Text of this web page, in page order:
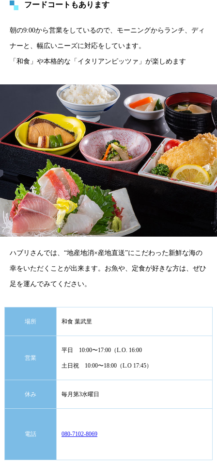
フードコートもあります
朝の9:00から営業をしているので、モーニングからランチ、ディ
ナーと、幅広いニーズに対応をしています。
「和食」や本格的な「イタリアンピッツァ」が楽しめます
ハブリさんでは、“地産地消×産地直送”にこだわった新鮮な海の
幸をいただくことが出来ます。お魚や、定食が好きな方は、ぜひ
足を運んでみてください。
場所 和食 葉武里
営業
平日 10:00〜17:00（L.O. 16:00
土日祝 10:00〜18:00（L.O 17:45）
休み 毎月第3水曜日
電話 080-7102-8069